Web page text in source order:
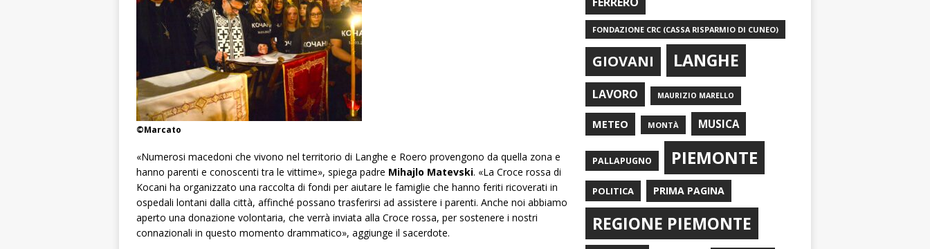
©Marcato
«Numerosi macedoni che vivono nel territorio di Langhe e Roero provengono da quella zona e
hanno parenti e conoscenti tra le vittime», spiega padre Mihajlo Matevski. «La Croce rossa di
Kocani ha organizzato una raccolta di fondi per aiutare le famiglie che hanno feriti ricoverati in
ospedali lontani dalla città, affinché possano trasferirsi ad assistere i parenti. Anche noi abbiamo
aperto una donazione volontaria, che verrà inviata alla Croce rossa, per sostenere i nostri
connazionali in questo momento drammatico», aggiunge il sacerdote.
FONDAZIONE CRC (CASSA RISPARMIO DI CUNEO)
GIOVANI LANGHE
LAVORO MAURIZIO MARELLO
METEO MONTÀ MUSICA
PALLAPUGNO PIEMONTE
POLITICA PRIMA PAGINA
REGIONE PIEMONTE